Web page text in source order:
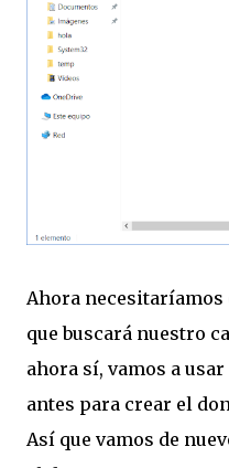
Ahora necesitaríamos
que buscará nuestro
ahora sí, vamos a
antes para crear el
Así que vamos de